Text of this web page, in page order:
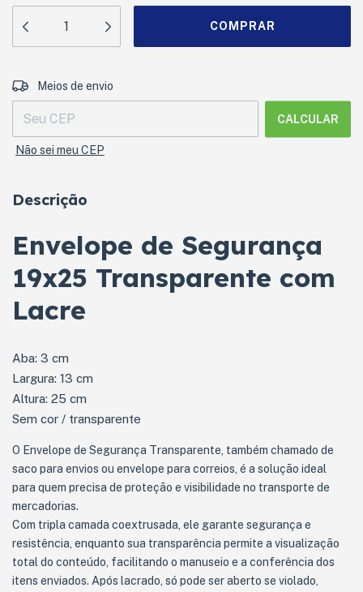
Entregas para o CEP:
Meios de envio
CALCULAR
Não sei meu CEP
Descrição
Envelope de Segurança
19x25 Transparente com
Lacre
Aba: 3 cm
Largura: 13 cm
Altura: 25 cm
Sem cor / transparente
O Envelope de Segurança Transparente, também chamado de
saco para envios ou envelope para correios, é a solução ideal
para quem precisa de proteção e visibilidade no transporte de
mercadorias.
Com tripla camada coextrusada, ele garante segurança e
resistência, enquanto sua transparência permite a visualização
total do conteúdo, facilitando o manuseio e a conferência dos
itens enviados. Após lacrado, só pode ser aberto se violado,